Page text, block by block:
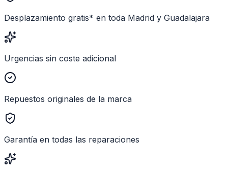
Desplazamiento gratis* en toda Madrid y Guadalajara
Urgencias sin coste adicional
Repuestos originales de la marca
Garantía en todas las reparaciones